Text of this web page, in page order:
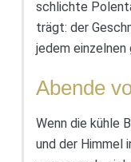
schlichte
trägt: der
jedem einzelnen
Abende
Wenn die kühle
und der Himmel